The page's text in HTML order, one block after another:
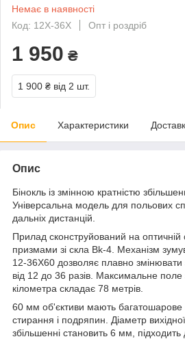
Немає в наявності
Код: 12X-36X
Опт і роздріб
1 950 ₴
1 900 ₴ від 2 шт.
Опис Характеристики
Опис
Бінокль із змінною кратністю
Універсальна модель для польових
дальніх дистанцій.
Прилад сконструйований на
призмами зі скла Bk-4. Механізм
12-36X60 дозволяє плавно змінювати
від 12 до 36 разів. Максимальне поле
кілометра складає 78 метрів.
60 мм об'єктиви мають багатошарове
стирання і подряпин. Діаметр
збільшенні становить 6 мм, підходить